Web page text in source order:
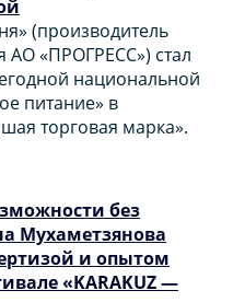
(производитель
АО «ПРОГРЕСС») стал
национальной
питание» в
торговая марка».
без
Мухаметзянова
и опытом
«KARAKUZ —